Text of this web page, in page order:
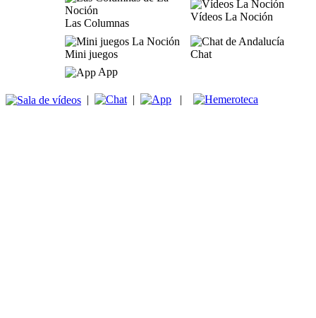
Las Columnas
Vídeos La Noción
Mini juegos
Chat
App
| | |